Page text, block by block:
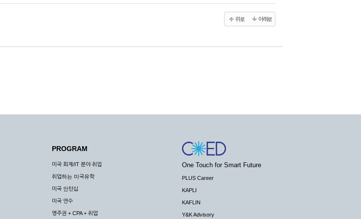
위로 아래로
PROGRAM
미국 회계/IT 분야 취업
취업하는 미국유학
미국 인턴십
미국 연수
영주권 + CPA + 취업
One Touch for Smart Future
PLUS Career
KAPLI
KAFLIN
Y&K Advisory